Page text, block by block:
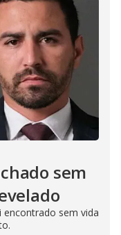
sem
sem vida